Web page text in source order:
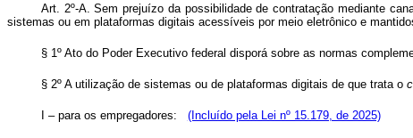
Art. 2º-A. Sem prejuízo da possibilidade de contratação mediante
sistemas ou em plataformas digitais acessíveis por meio eletrônico e
§ 1º Ato do Poder Executivo federal disporá sobre as normas
§ 2º A utilização de sistemas ou de plataformas digitais de que trata o
I – para os empregadores: (Incluído pela Lei nº 15.179, de 2025)